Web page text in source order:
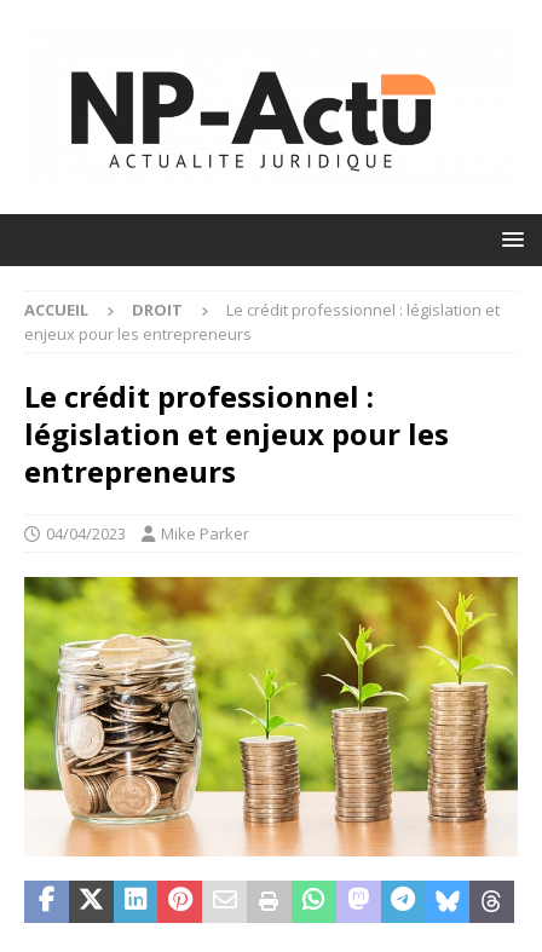
ACCUEIL DROIT
Le crédit professionnel : législation et
enjeux pour les entrepreneurs
Le crédit professionnel :
législation et enjeux pour les
entrepreneurs
04/04/2023 Mike Parker